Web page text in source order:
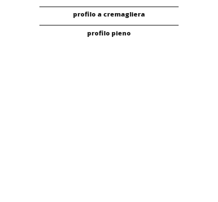
profilo a cremagliera
profilo pieno